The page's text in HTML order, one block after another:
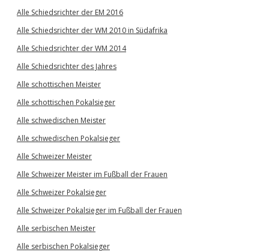
Alle Schiedsrichter der EM 2016
Alle Schiedsrichter der WM 2010 in Südafrika
Alle Schiedsrichter der WM 2014
Alle Schiedsrichter des Jahres
Alle schottischen Meister
Alle schottischen Pokalsieger
Alle schwedischen Meister
Alle schwedischen Pokalsieger
Alle Schweizer Meister
Alle Schweizer Meister im Fußball der Frauen
Alle Schweizer Pokalsieger
Alle Schweizer Pokalsieger im Fußball der Frauen
Alle serbischen Meister
Alle serbischen Pokalsieger